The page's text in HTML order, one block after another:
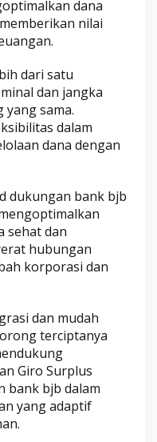
dana
nilai
dari satu
dan jangka
sama.
dalam
dana dengan
dukungan bank bjb
sehat dan
hubungan
korporasi dan
dan mudah
terciptanya
Giro Surplus
bank bjb dalam
yang adaptif